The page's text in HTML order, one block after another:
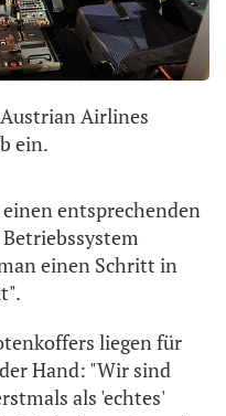
Airlines
ein.
entsprechenden
einen Schritt in
liegen für
Hand: "Wir sind
als 'echtes'